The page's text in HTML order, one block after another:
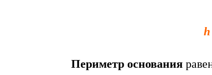
h
Периметр основания